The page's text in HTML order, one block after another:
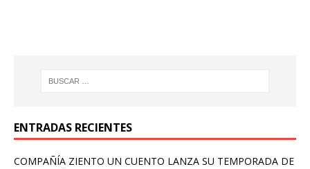
ENTRADAS RECIENTES
COMPAÑÍA ZIENTO UN CUENTO LANZA SU TEMPORADA DE